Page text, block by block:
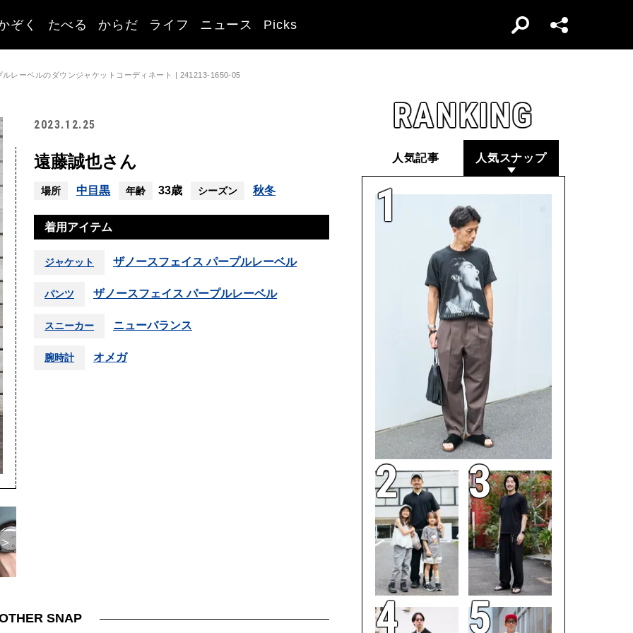
ぞく たべる からだ ライフ ニュース Picks
レーベルのダウンジャケットコーディネート | 241213-1650-05
2023.12.25
遠藤誠也さん
場所 中目黒 年齢 33歳 シーズン 秋冬
着用アイテム
ジャケット ザノースフェイス パープルレーベル
パンツ ザノースフェイス パープルレーベル
スニーカー ニューバランス
腕時計 オメガ
SNAP
RANKING
人気記事 人気スナップ